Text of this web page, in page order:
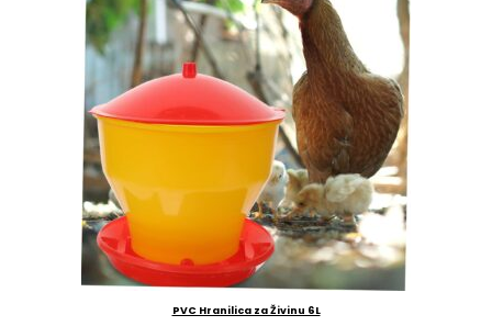
PVC Hranilica za Živinu 6L